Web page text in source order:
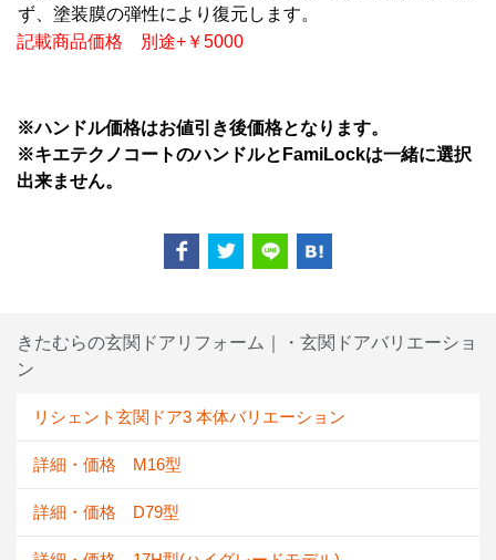
ず、塗装膜の弾性により復元します。
記載商品価格 別途+￥5000
※ハンドル価格はお値引き後価格となります。
※キエテクノコートのハンドルとFamiLockは一緒に選択
出来ません。
きたむらの玄関ドアリフォーム｜・玄関ドアバリエーショ
ン
リシェント玄関ドア3 本体バリエーション
詳細・価格 M16型
詳細・価格 D79型